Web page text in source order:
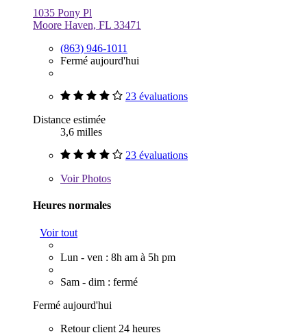
1035 Pony Pl
Moore Haven, FL 33471
(863) 946-1011
Fermé aujourd'hui
23 évaluations
Distance estimée
3,6 milles
23 évaluations
VoirPhotos
Heures normales
Voir tout
Lun - ven : 8h am à 5h pm
Sam - dim : fermé
Fermé aujourd'hui
Retour client 24 heures